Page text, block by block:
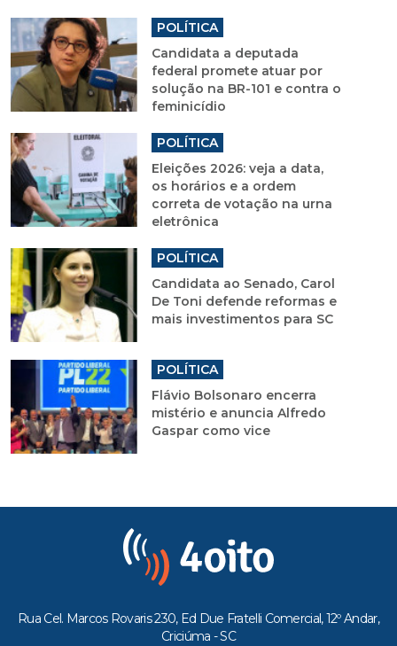
POLÍTICA
Candidata a deputada
federal promete atuar por
solução na BR-101 e contra o
feminicídio
POLÍTICA
Eleições 2026: veja a data,
os horários e a ordem
correta de votação na urna
eletrônica
POLÍTICA
Candidata ao Senado, Carol
De Toni defende reformas e
mais investimentos para SC
POLÍTICA
Flávio Bolsonaro encerra
mistério e anuncia Alfredo
Gaspar como vice
Rua Cel. Marcos Rovaris 230, Ed Due Fratelli Comercial, 12º Andar,
Criciúma - SC